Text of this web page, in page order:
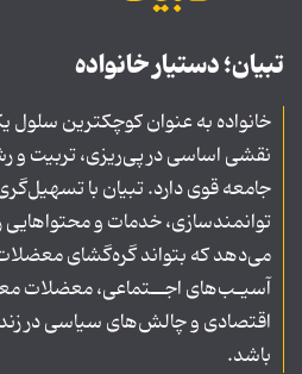
تبیان؛ دستیار خانواده
خانواده به عنوان کوچکترین سلول
نقشی اساسی در پی‌ریزی، تربیت و
جامعه قوی دارد. تبیان با
توانمندسازی، خدمات و محتواهایی
می‌دهد که بتواند گره‌گشای
آسیـب‌های اجــتماعی، معضلات
اقتصادی و چالش‌های سیاسی در
باشد.